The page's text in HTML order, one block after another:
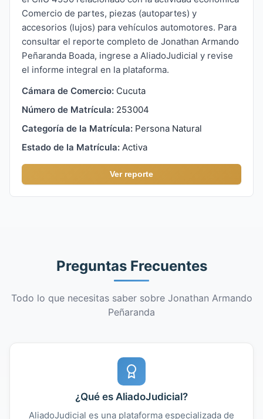
Comercio de partes, piezas (autopartes) y
accesorios (lujos) para vehículos automotores. Para
consultar el reporte completo de Jonathan Armando
Peñaranda Boada, ingrese a AliadoJudicial y revise
el informe integral en la plataforma.
Cámara de Comercio: Cucuta
Número de Matrícula: 253004
Categoría de la Matrícula: Persona Natural
Estado de la Matrícula: Activa
Ver reporte
Preguntas Frecuentes
Todo lo que necesitas saber sobre Jonathan Armando
Peñaranda
¿Qué es AliadoJudicial?
AliadoJudicial es una plataforma especializada de